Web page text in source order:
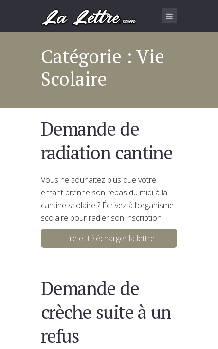
Catégorie : Vie
Scolaire
Demande de
radiation cantine
Vous ne souhaitez plus que votre
enfant prenne son repas du midi à la
cantine scolaire ? Écrivez à l’organisme
scolaire pour radier son inscription
Lire et télécharger la lettre
Demande de
crèche suite à un
refus